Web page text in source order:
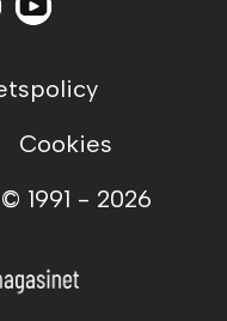
Cookies
1991 - 2026